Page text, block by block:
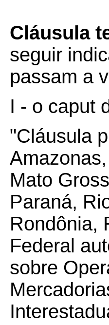
Cláusula
seguir
passam a
I - o caput
"Cláusula
Mato
Paraná,
Rondônia,
Federal
sobre